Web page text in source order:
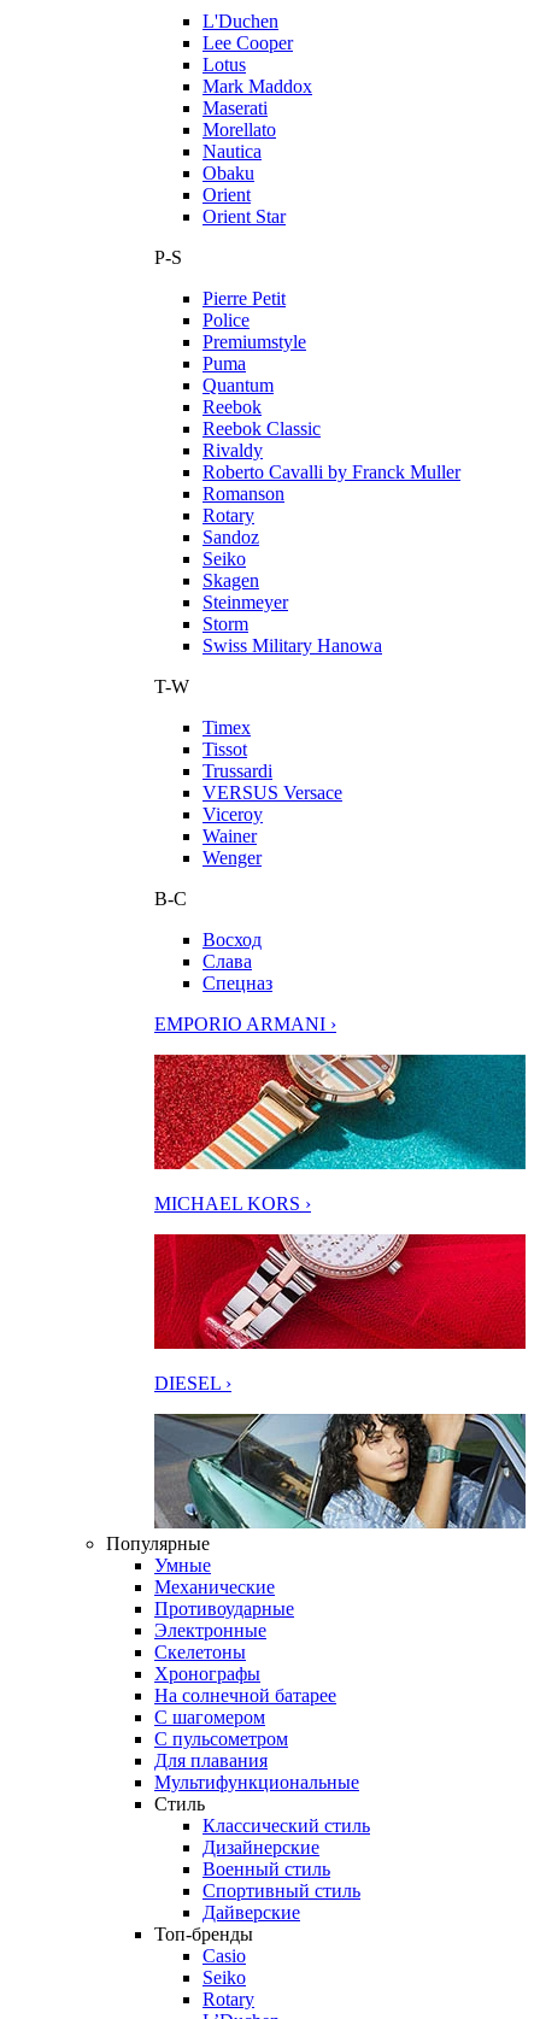
L'Duchen
Lee Cooper
Lotus
Mark Maddox
Maserati
Morellato
Nautica
Obaku
Orient
Orient Star
P-S
Pierre Petit
Police
Premiumstyle
Puma
Quantum
Reebok
Reebok Classic
Rivaldy
Roberto Cavalli by Franck Muller
Romanson
Rotary
Sandoz
Seiko
Skagen
Steinmeyer
Storm
Swiss Military Hanowa
T-W
Timex
Tissot
Trussardi
VERSUS Versace
Viceroy
Wainer
Wenger
В-С
Восход
Слава
Спецназ
EMPORIO ARMANI ›
MICHAEL KORS ›
DIESEL ›
Популярные
Умные
Механические
Противоударные
Электронные
Скелетоны
Хронографы
На солнечной батарее
С шагомером
С пульсометром
Для плавания
Мультифункциональные
Стиль
Классический стиль
Дизайнерские
Военный стиль
Спортивный стиль
Дайверские
Топ-бренды
Casio
Seiko
Rotary